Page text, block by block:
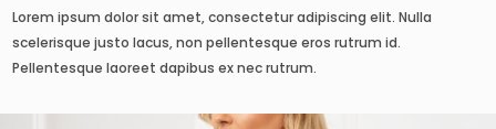
Lorem ipsum dolor sit amet, consectetur adipiscing elit. Nulla
scelerisque justo lacus, non pellentesque eros rutrum id.
Pellentesque laoreet dapibus ex nec rutrum.